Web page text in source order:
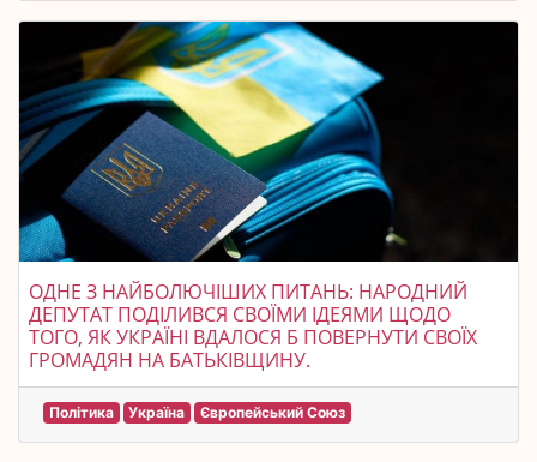
ОДНЕ З НАЙБОЛЮЧІШИХ ПИТАНЬ: НАРОДНИЙ
ДЕПУТАТ ПОДІЛИВСЯ СВОЇМИ ІДЕЯМИ ЩОДО
ТОГО, ЯК УКРАЇНІ ВДАЛОСЯ Б ПОВЕРНУТИ СВОЇХ
ГРОМАДЯН НА БАТЬКІВЩИНУ.
Політика Україна Європейський Союз